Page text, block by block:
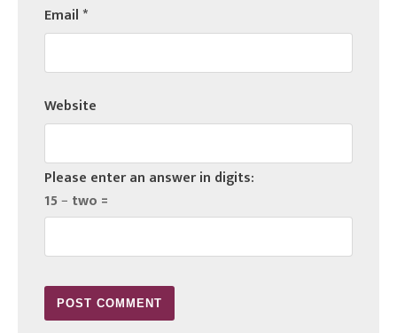
Email*
Website
Please enter an answer in digits:
15 − two =